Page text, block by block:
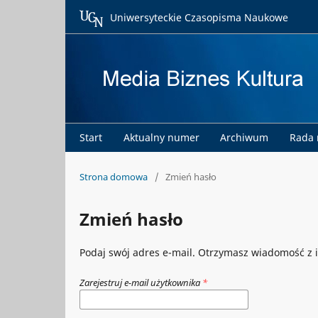
Start Aktualny numer Archiwum Rada
Uniwersyteckie Czasopisma Naukowe
Strona domowa / Zmień hasło
Zmień hasło
Podaj swój adres e-mail. Otrzymasz wiadomość
Zarejestruj e-mail użytkownika *